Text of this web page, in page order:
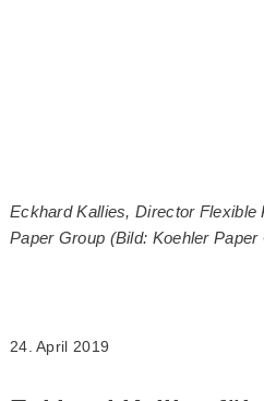
Eckhard Kallies, Director Flexible
Paper Group (Bild: Koehler Paper
24. April 2019